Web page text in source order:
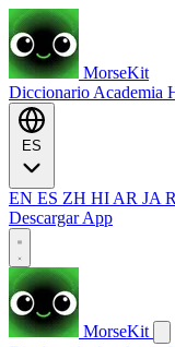
MorseKit
Diccionario Academia
EN ES ZH HI AR JA
Descargar App
MorseKit